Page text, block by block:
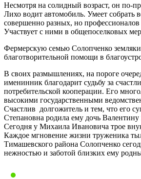
Несмотря на солидный возраст, он по-
Лихо водит автомобиль. Умеет собрать
совершенно разных, но профессионалов
Участвует с ними в общепоселковых
Фермерскую семью Солопченко
благотворительной помощи в
В своих размышлениях, на пороге
именинник благодарит судьбу за
потребительской кооперации. Его
высокими государственными
Счастлив долгожитель и тем, что его
Степановна родила ему дочь
Сегодня у Михаила Ивановича трое
Каждое мгновение жизни труженика
Тимашевского района Солопченко
нежностью и заботой близких ему